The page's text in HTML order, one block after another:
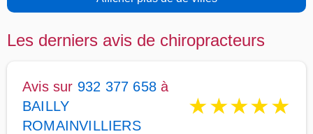
Les derniers avis de chiropracteurs
Avis sur 932 377 658 à
BAILLY
ROMAINVILLIERS
★★★★★